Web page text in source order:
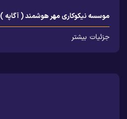
موسسه نیکوکاری مهر هوشمند ( آگاپه )
جزئیات بیشتر